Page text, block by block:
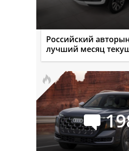
Российский
лучший месяц